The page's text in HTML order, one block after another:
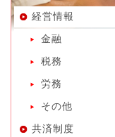
経営情報
金融
税務
労務
その他
共済制度